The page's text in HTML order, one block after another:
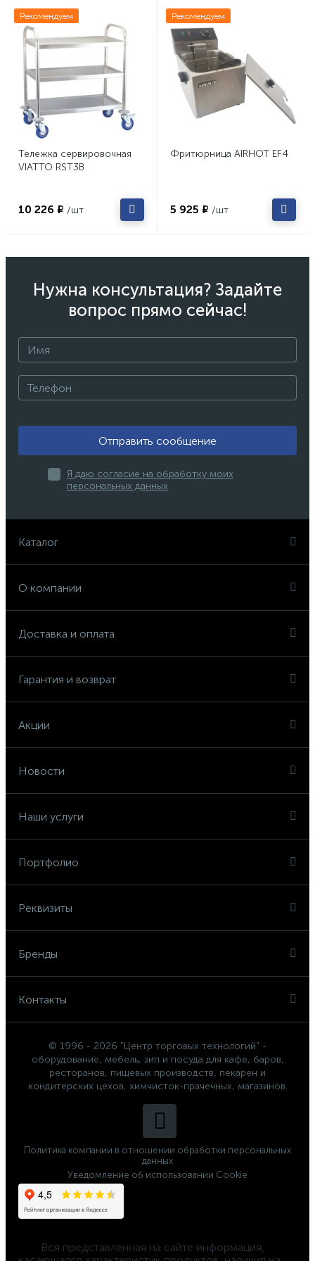
Рекомендуем
Тележка сервировочная
VIATTO RST3B
10 226 ₽ /шт
Рекомендуем
Фритюрница AIRHOT EF4
5 925 ₽ /шт
Нужна консультация? Задайте
вопрос прямо сейчас!
Отправить сообщение
Я даю согласие на обработку моих
персональных данных
Каталог
О компании
Доставка и оплата
Гарантия и возврат
Акции
Новости
Наши услуги
Портфолио
Реквизиты
Бренды
Контакты
© 1996 - 2026 "Центр торговых технологий" -
оборудование, мебель, зип и посуда для кафе, баров,
ресторанов, пищевых производств, пекарен и
кондитерских цехов, химчисток-прачечных, магазинов.
Политика компании в отношении обработки персональных
данных
Уведомление об использовании Cookie